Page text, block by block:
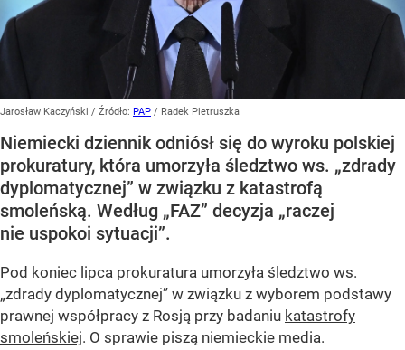
Jarosław Kaczyński / Źródło: PAP / Radek Pietruszka
Niemiecki dziennik odniósł się do wyroku polskiej
prokuratury, która umorzyła śledztwo ws. „zdrady
dyplomatycznej” w związku z katastrofą
smoleńską. Według „FAZ” decyzja „raczej
nie uspokoi sytuacji”.
Pod koniec lipca prokuratura umorzyła śledztwo ws.
„zdrady dyplomatycznej” w związku z wyborem podstawy
prawnej współpracy z Rosją przy badaniu katastrofy
smoleńskiej. O sprawie piszą niemieckie media.